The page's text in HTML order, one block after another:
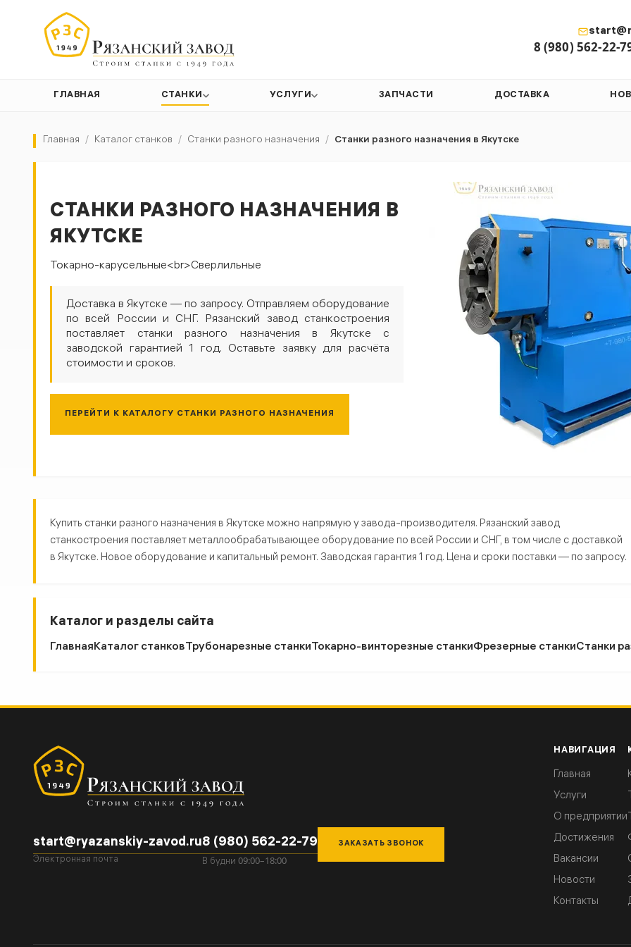
8 (980) 562-22-
ГЛАВНАЯ СТАНКИ УСЛУГИ ЗАПЧАСТИ ДОСТАВКА
Главная / Каталог станков / Станки разного назначения / Станки разного назначения в Якутске
СТАНКИ РАЗНОГО НАЗНАЧЕНИЯ В
ЯКУТСКЕ
Токарно-карусельные<br>Сверлильные
Доставка в Якутске — по запросу. Отправляем оборудование
по всей России и СНГ. Рязанский завод станкостроения
поставляет станки разного назначения в Якутске с
заводской гарантией 1 год. Оставьте заявку для расчёта
стоимости и сроков.
ПЕРЕЙТИ К КАТАЛОГУ СТАНКИ РАЗНОГО НАЗНАЧЕНИЯ
Станки разного назначения в Якутске — купить от производителя
Купить станки разного назначения в Якутске можно напрямую у завода-производителя. Рязанский завод
станкостроения поставляет металлообрабатывающее оборудование по всей России и СНГ, в том числе с доставкой
в Якутске. Новое оборудование и капитальный ремонт. Заводская гарантия 1 год. Цена и сроки поставки — по запросу.
Каталог и разделы сайта
ГлавнаяКаталог станковТрубонарезные станкиТокарно-винторезные станкиФрезерные станкиСтанки
start@ryazanskiy-zavod.ru
Электронная почта
8 (980) 562-22-79
В будни 09:00–18:00
ЗАКАЗАТЬ ЗВОНОК
НАВИГАЦИЯ
Главная
Услуги
О предприятии
Достижения
Вакансии
Новости
Контакты